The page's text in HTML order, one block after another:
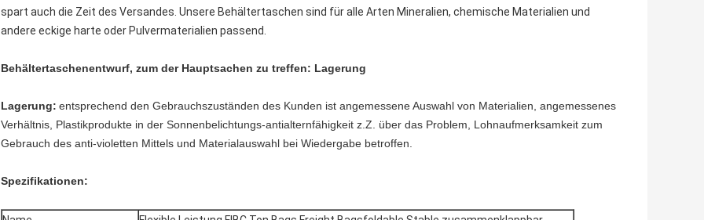
spart auch die Zeit des Versandes. Unsere Behältertaschen sind für alle Arten Mineralien, chemische Materialien und
andere eckige harte oder Pulvermaterialien passend.
Behältertaschenentwurf, zum der Hauptsachen zu treffen: Lagerung
Lagerung: entsprechend den Gebrauchszuständen des Kunden ist angemessene Auswahl von Materialien, angemessenes
Verhältnis, Plastikprodukte in der Sonnenbelichtungs-antialternfähigkeit z.Z. über das Problem, Lohnaufmerksamkeit zum
Gebrauch des anti-violetten Mittels und Materialauswahl bei Wiedergabe betroffen.
Spezifikationen: